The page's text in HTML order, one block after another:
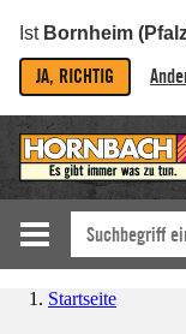
Ist Bornheim
JA, RICHTIG
Startseite